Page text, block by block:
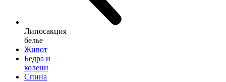
Липосакция
белье
Живот
Бедра и
колени
Спина